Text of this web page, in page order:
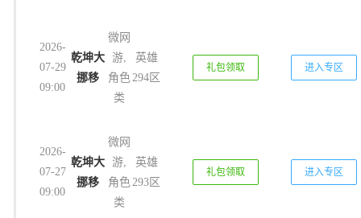
2026-
07-29
09:00
乾坤大
挪移
微网
游,
角色
类
英雄
294区
礼包领取 进入专区
2026-
07-27
09:00
乾坤大
挪移
微网
游,
角色
类
英雄
293区
礼包领取 进入专区